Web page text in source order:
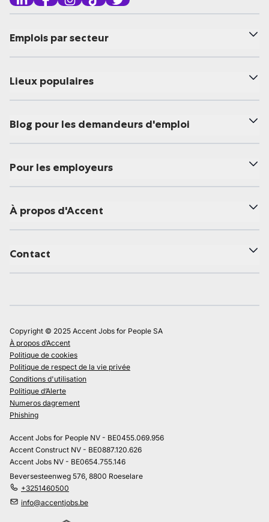
Emplois par secteur
Lieux populaires
Blog pour les demandeurs d'emploi
Pour les employeurs
À propos d'Accent
Contact
Copyright © 2025 Accent Jobs for People SA
À propos d’Accent
Politique de cookies
Politique de respect de la vie privée
Conditions d'utilisation
Politique d’Alerte
Numeros dagrement
Phishing
Accent Jobs for People NV - BE0455.069.956
Accent Construct NV - BE0887.120.626
Accent Jobs NV - BE0654.755.146
Beversesteenweg 576, 8800 Roeselare
+3251460500
info@accentjobs.be